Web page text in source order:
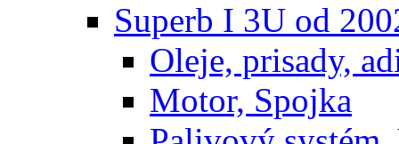
Superb I 3U od
Oleje, prisady,
Motor, Spojka